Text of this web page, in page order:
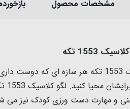
مشخصات محصول
1553 تکه
و مهارت دست ورزی کودک نیز می